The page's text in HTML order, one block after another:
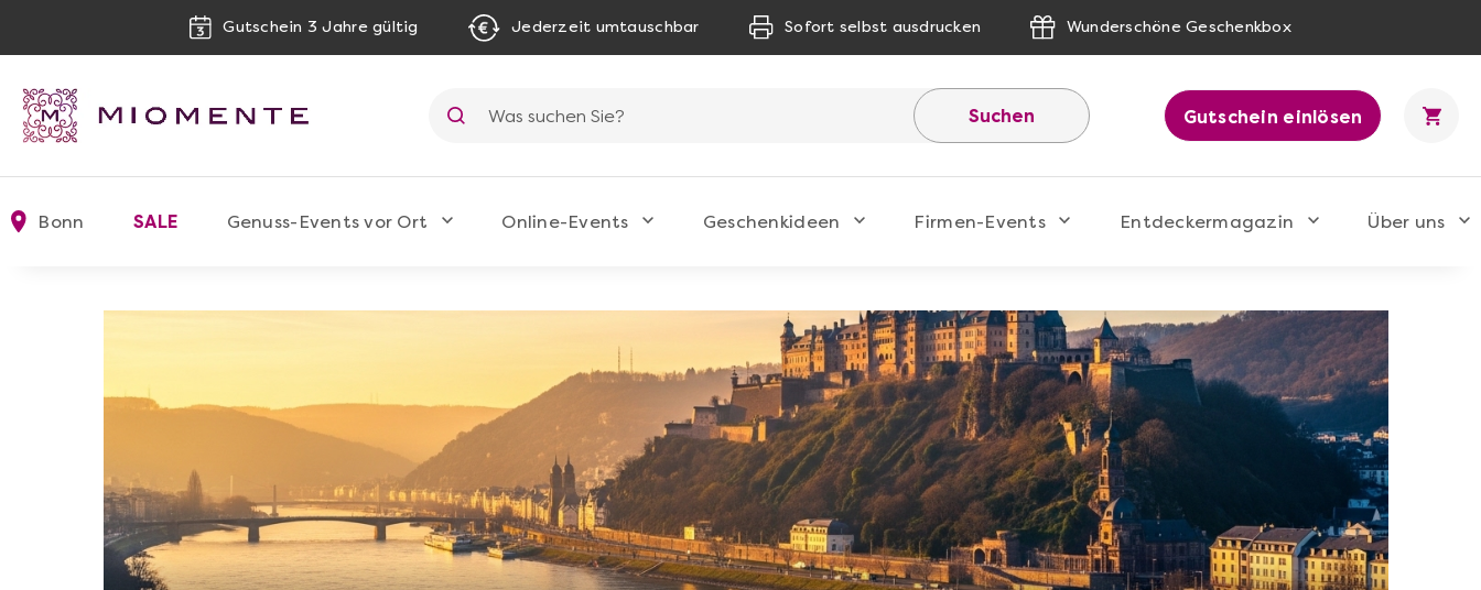
Gutschein 3 Jahre gültig Jederzeit umtauschbar Sofort selbst ausdrucken Wunderschöne Geschenkbox
Suchen Gutschein einlösen
Bonn SALE Genuss-Events vor Ort Online-Events Geschenkideen Firmen-Events Entdeckermagazin Über uns